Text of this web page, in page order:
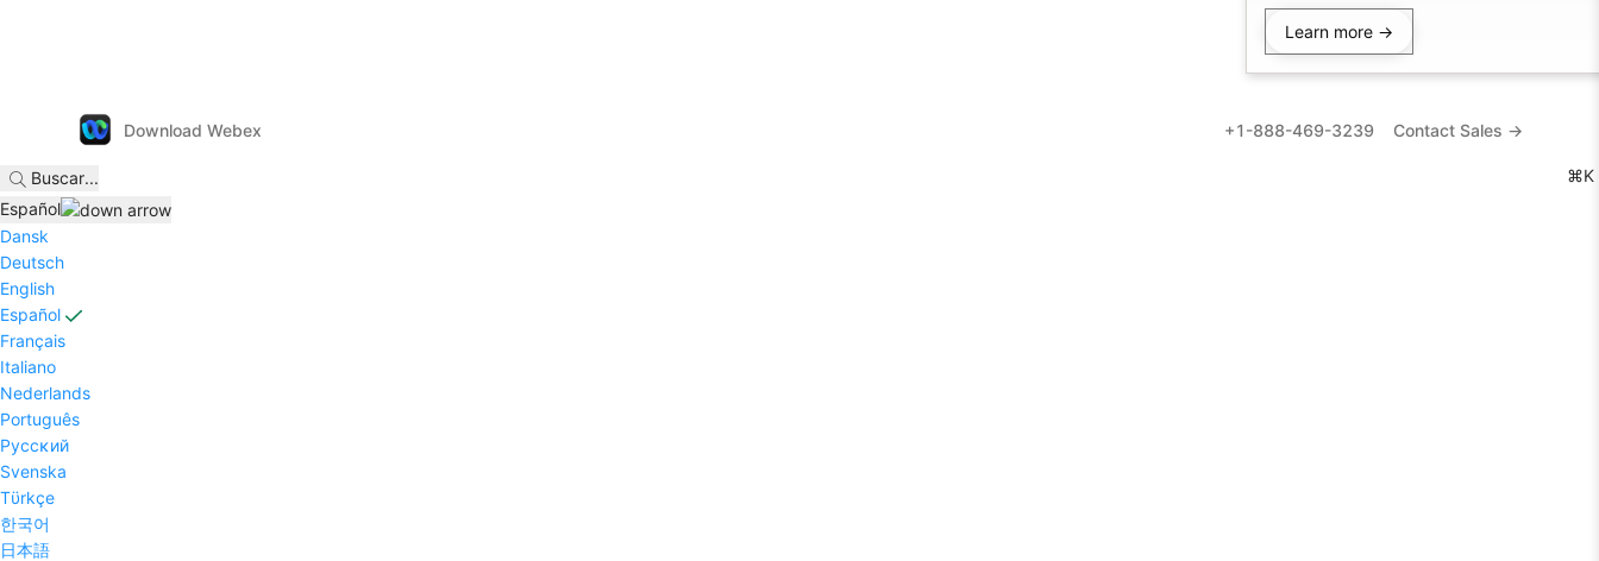
Learn more →
Download Webex +1-888-469-3239 Contact Sales →
Buscar...
⌘K
Español
Dansk
Deutsch
English
Español
Français
Italiano
Nederlands
Português
Pyccĸий
Svenska
Tϋrkçe
한국어
日本語